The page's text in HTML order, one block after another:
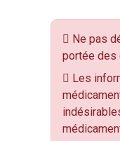
Ne pas
portée des
Les